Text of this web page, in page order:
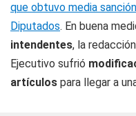
que obtuvo media
Diputados. En buena
intendentes, la
Ejecutivo sufrió
artículos para llegar a